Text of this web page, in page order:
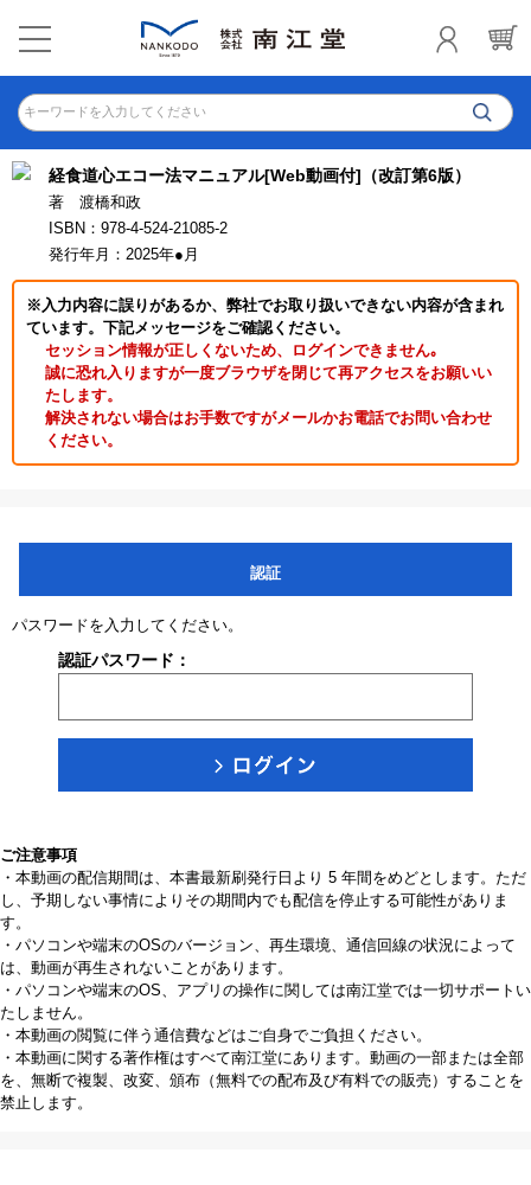
キーワードを入力してください
経食道心エコー法マニュアル[Web動画付]（改訂第6版）
著 渡橋和政
ISBN：978-4-524-21085-2
発行年月：2025年●月
※入力内容に誤りがあるか、弊社でお取り扱いできない内容が含まれ
ています。下記メッセージをご確認ください。
セッション情報が正しくないため、ログインできません｡
誠に恐れ入りますが一度ブラウザを閉じて再アクセスをお願いい
たします。
解決されない場合はお手数ですがメールかお電話でお問い合わせ
ください。
認証
パスワードを入力してください。
認証パスワード：
ご注意事項
・本動画の配信期間は、本書最新刷発行日より 5 年間をめどとします。ただ
し、予期しない事情によりその期間内でも配信を停止する可能性がありま
す。
・パソコンや端末のOSのバージョン、再生環境、通信回線の状況によって
は、動画が再生されないことがあります。
・パソコンや端末のOS、アプリの操作に関しては南江堂では一切サポートい
たしません。
・本動画の閲覧に伴う通信費などはご自身でご負担ください。
・本動画に関する著作権はすべて南江堂にあります。動画の一部または全部
を、無断で複製、改変、頒布（無料での配布及び有料での販売）することを
禁止します。